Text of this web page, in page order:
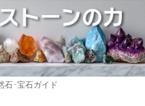
石･宝石ガイド